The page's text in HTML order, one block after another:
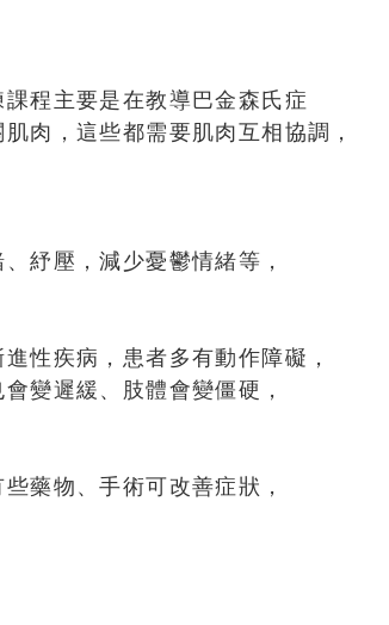
程主要是在教導巴金森氏症
肉，這些都需要肌肉互相協調，
紓壓，減少憂鬱情緒等，
性疾病，患者多有動作障礙，
變遲緩、肢體會變僵硬，
藥物、手術可改善症狀，